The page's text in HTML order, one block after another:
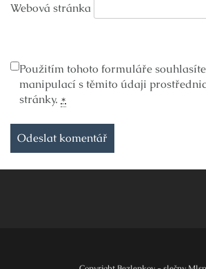
Webová stránka
Použitím tohoto formuláře
manipulací s těmito údaji
stránky. *